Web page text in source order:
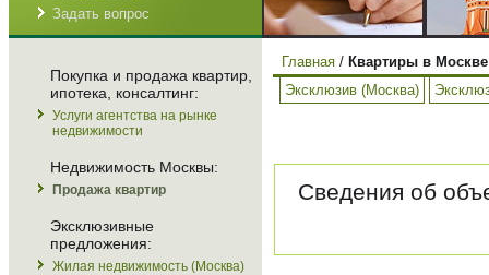
Задать вопрос
Покупка и продажа квартир,
ипотека, консалтинг:
Услуги агентства на рынке
недвижимости
Недвижимость Москвы:
Продажа квартир
Эксклюзивные
предложения:
Жилая недвижимость (Москва)
Главная / Квартиры в
Эксклюзив (Москва)
Сведения об